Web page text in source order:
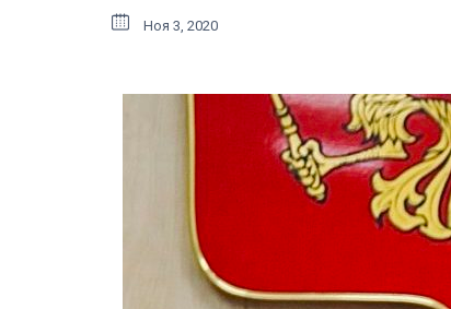
Ноя 3, 2020